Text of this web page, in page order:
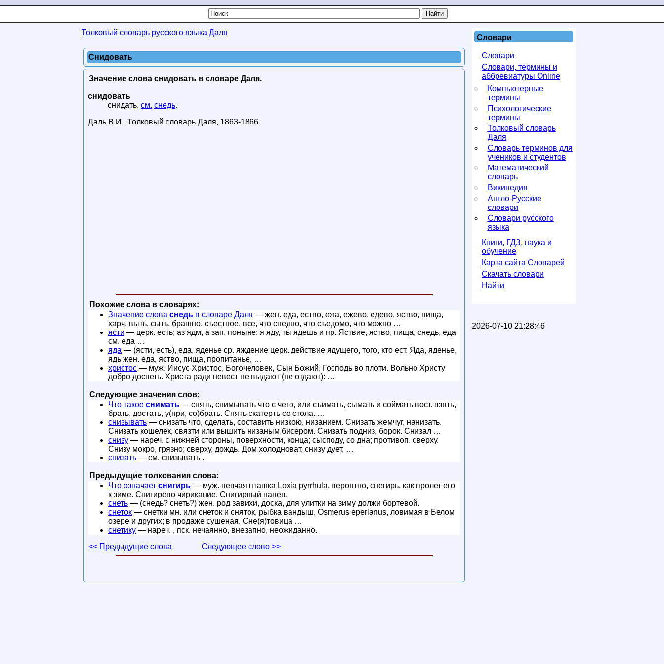
Толковый словарь русского языка Даля
Снидовать
Значение слова снидовать в словаре Даля.
снидовать
снидать, см. снедь.
Даль В.И.. Толковый словарь Даля, 1863-1866.
Похожие слова в словарях:
Значение слова снедь в словаре Даля — жен. еда, ество, ежа, ежево, едево, яство, пища,
харч, выть, сыть, брашно, съестное, все, что снедно, что съедомо, что можно …
ясти — церк. есть; аз ядм, а зап. поныне: я яду, ты ядешь и пр. Яствие, яство, пища, снедь, еда;
см. еда …
яда — (ясти, есть), еда, яденье ср. яждение церк. действие ядущего, того, кто ест. Яда, яденье,
ядь жен. еда, яство, пища, пропитанье, …
христос — муж. Иисус Христос, Богочеловек, Сын Божий, Господь во плоти. Вольно Христу
добро доспеть. Христа ради невест не выдают (не отдают): …
Следующие значения слов:
Что такое снимать — снять, снимывать что с чего, или съимать, сымать и соймать вост. взять,
брать, достать, у(при, со)брать. Снять скатерть со стола. …
снизывать — снизать что, сделать, составить низкою, низанием. Снизать жемчуг, нанизать.
Снизать кошелек, связти или вышить низаным бисером. Снизать подниз, борок. Снизал …
снизу — нареч. с нижней стороны, поверхности, конца; сысподу, со дна; противоп. сверху.
Снизу мокро, грязно; сверху, дождь. Дом холодноват, снизу дует, …
снизать — см. снизывать .
Предыдущие толкования слова:
Что означает снигирь — муж. певчая пташка Loxia pyrrhula, вероятно, снегирь, как пролет его
к зиме. Снигирево чирикание. Снигирный напев.
снеть — (снедь? снеть?) жен. род завихи, доска, для улитки на зиму должи бортевой.
снеток — снетки мн. или снеток и сняток, рыбка вандыш, Osmerus eperlanus, ловимая в Белом
озере и других; в продаже сушеная. Сне(я)товица …
снетику — нареч. , пск. нечаянно, внезапно, неожиданно.
<< Предыдущие слова
Следующее слово >>
Словари
Словари
Словари, термины и
аббревиатуры Online
Компьютерные
термины
Психологические
термины
Толковый словарь
Даля
Словарь терминов для
учеников и студентов
Математический
словарь
Википедия
Англо-Русские
словари
Словари русского
языка
Книги, ГДЗ, наука и
обучение
Карта сайта Словарей
Скачать словари
Найти
2026-07-10 21:28:46